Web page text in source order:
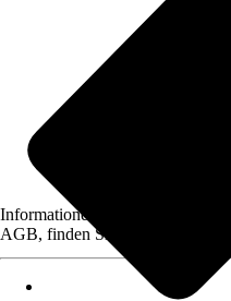
Informationen des Verkäufers,
AGB, finden Sie bei Klick auf